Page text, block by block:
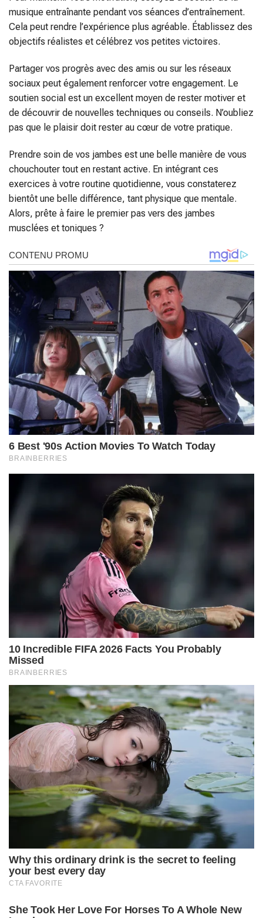
musique entraînante pendant vos séances d’entraînement.
Cela peut rendre l’expérience plus agréable. Établissez des
objectifs réalistes et célébrez vos petites victoires.
Partager vos progrès avec des amis ou sur les réseaux
sociaux peut également renforcer votre engagement. Le
soutien social est un excellent moyen de rester motiver et
de découvrir de nouvelles techniques ou conseils. N’oubliez
pas que le plaisir doit rester au cœur de votre pratique.
Prendre soin de vos jambes est une belle manière de vous
chouchouter tout en restant active. En intégrant ces
exercices à votre routine quotidienne, vous constaterez
bientôt une belle différence, tant physique que mentale.
Alors, prête à faire le premier pas vers des jambes
musclées et toniques ?